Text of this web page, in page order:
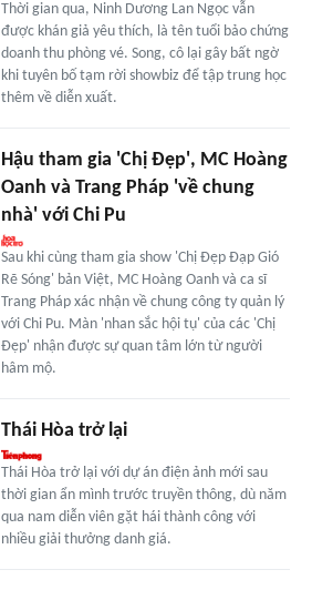
Thời gian qua, Ninh Dương Lan Ngọc vẫn
được khán giả yêu thích, là tên tuổi bảo chứng
doanh thu phòng vé. Song, cô lại gây bất ngờ
khi tuyên bố tạm rời showbiz để tập trung học
thêm về diễn xuất.
Hậu tham gia 'Chị Đẹp', MC Hoàng
Oanh và Trang Pháp 'về chung
nhà' với Chi Pu
Sau khi cùng tham gia show 'Chị Đẹp Đạp Gió
Rẽ Sóng' bản Việt, MC Hoàng Oanh và ca sĩ
Trang Pháp xác nhận về chung công ty quản lý
với Chi Pu. Màn 'nhan sắc hội tụ' của các 'Chị
Đẹp' nhận được sự quan tâm lớn từ người
hâm mộ.
Thái Hòa trở lại
Thái Hòa trở lại với dự án điện ảnh mới sau
thời gian ẩn mình trước truyền thông, dù năm
qua nam diễn viên gặt hái thành công với
nhiều giải thưởng danh giá.